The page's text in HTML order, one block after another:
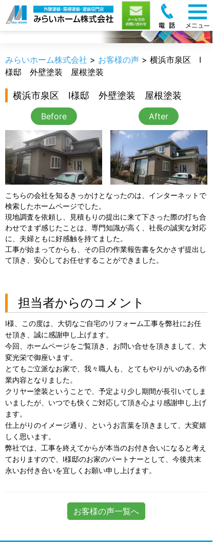
お客様の声
みらいホーム株式会社 > お客様の声 > 横浜市泉区 I
様邸 外壁塗装 屋根塗装
横浜市泉区 I様邸 外壁塗装 屋根塗装
Before After
こちらの会社を知るきっかけとなったのは、インターネットで
検索したホームページでした。
現地調査を依頼し、見積もりの提出に来て下さった際の打ち合
わせでまず感じたことは、専門知識が高く、社長の誠実な対応
に、夫婦ともに好感触を持てました。
工事が始まってからも、その日の作業報告書を欠かさず提出し
て頂き、安心してお任せすることができました。
担当者からのコメント
I様、この度は、大切なご自宅のリフォーム工事を弊社にお任
せ頂き、誠に感謝申し上げます。
今回、ホームページをご覧頂き、お問い合せを頂きまして、大
変光栄で御座います。
とてもご立派なお家で、我々職人も、とてもやりがいのある作
業内容となりました。
クリヤー塗装ということで、予定より少し期間が長引いてしま
いましたが、いつでも快くご対応して頂き心より感謝申し上げ
ます。
仕上がりのイメージ通り、というお言葉を頂きまして、大変嬉
しく思います。
弊社では、工事を終えてからが本当のお付き合いになると考え
ておりますので、I様邸のお家のパートナーとして、今後共末
永いお付き合いを宜しくお願い申し上げます。
お客様の声一覧へ